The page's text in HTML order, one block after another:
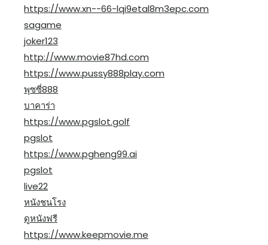
https://www.xn--66-lqi9etal8m3epc.com
sagame
joker123
http://www.movie87hd.com
https://www.pussy888play.com
พุซซี่888
บาคาร่า
https://www.pgslot.golf
pgslot
https://www.pgheng99.ai
pgslot
live22
หนังชนโรง
ดูหนังฟรี
https://www.keepmovie.me